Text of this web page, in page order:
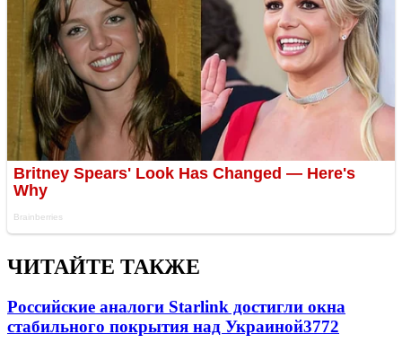
ЧИТАЙТЕ ТАКЖЕ
Российские аналоги Starlink достигли окна
стабильного покрытия над Украиной3772